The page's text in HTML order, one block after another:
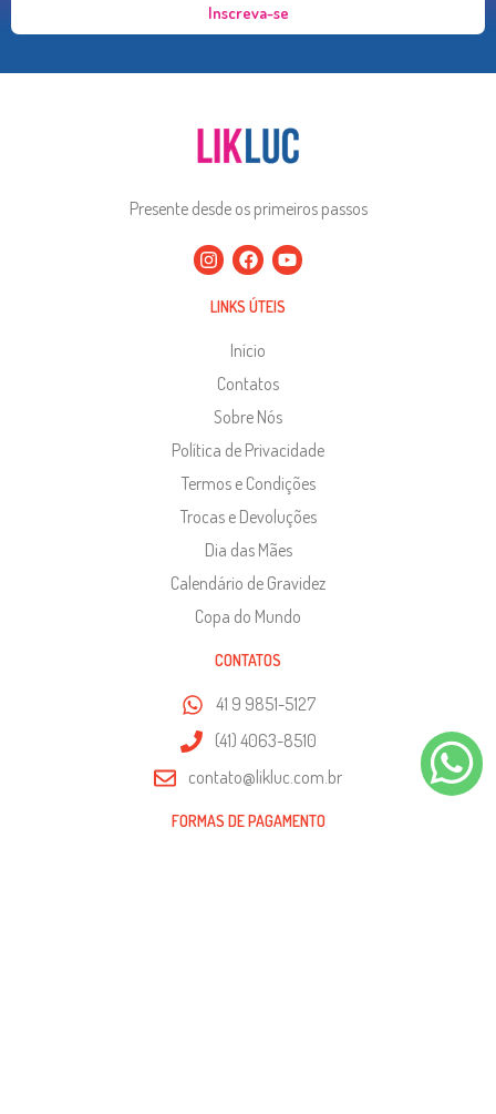
Inscreva-se
Presente desde os primeiros passos
LINKS ÚTEIS
Início
Contatos
Sobre Nós
Política de Privacidade
Termos e Condições
Trocas e Devoluções
Dia das Mães
Calendário de Gravidez
Copa do Mundo
CONTATOS
41 9 9851-5127
(41) 4063-8510
contato@likluc.com.br
FORMAS DE PAGAMENTO